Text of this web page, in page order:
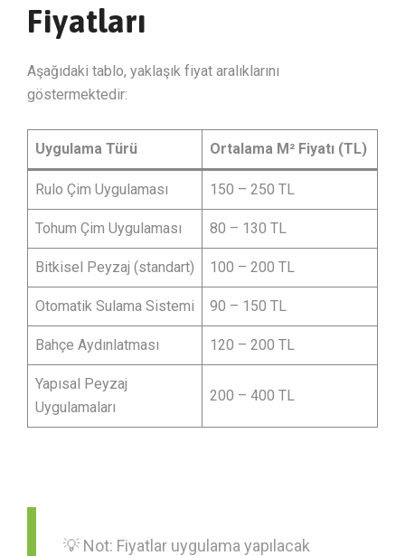
Fiyatları
Aşağıdaki tablo, yaklaşık fiyat aralıklarını
göstermektedir:
Uygulama Türü Ortalama M² Fiyatı (TL)
Rulo Çim Uygulaması 150 – 250 TL
Tohum Çim Uygulaması 80 – 130 TL
Bitkisel Peyzaj (standart) 100 – 200 TL
Otomatik Sulama Sistemi 90 – 150 TL
Bahçe Aydınlatması 120 – 200 TL
Yapısal Peyzaj
Uygulamaları
200 – 400 TL
💡 Not: Fiyatlar uygulama yapılacak